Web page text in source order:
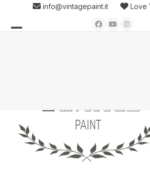
content
info@vintagepaint.it Love
Facebook
YouTube